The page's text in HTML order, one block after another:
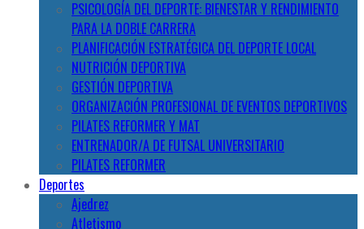
PSICOLOGÍA DEL DEPORTE: BIENESTAR Y RENDIMIENTO
PARA LA DOBLE CARRERA
PLANIFICACIÓN ESTRATÉGICA DEL DEPORTE LOCAL
NUTRICIÓN DEPORTIVA
GESTIÓN DEPORTIVA
ORGANIZACIÓN PROFESIONAL DE EVENTOS DEPORTIVOS
PILATES REFORMER Y MAT
ENTRENADOR/A DE FUTSAL UNIVERSITARIO
PILATES REFORMER
Deportes
Ajedrez
Atletismo